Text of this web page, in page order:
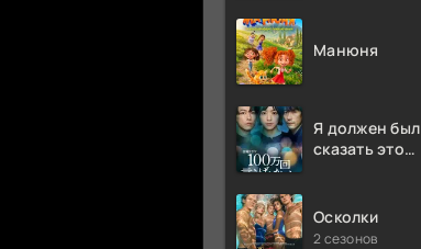
Манюня
Я должен был
сказать это
Осколки
2 сезонов